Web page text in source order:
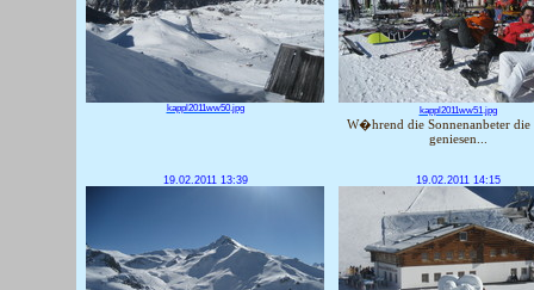
kappl2011ww50.jpg kappl2011ww51.jpg
W�hrend die Sonnenanbeter die
geniesen...
19.02.2011 13:39 19.02.2011 14:15